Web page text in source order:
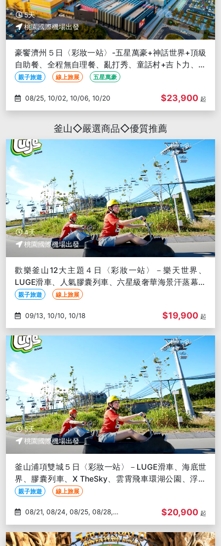
5天
桃園國際機場出發
豪饗濟州５日〈彩妝一站〉-五星萬豪+神話世界+頂級
自助餐、全程無自理餐、亂打秀、童話村+吉卜力、山
茶花之丘、森林小火車
親子旅遊 線上旅展 五星萬豪
08/25, 10/02, 10/06, 10/20 $23,900 起
釜山◇嚴選商品◇優質推薦
4天
桃園國際機場出發
歡樂釜山12大主題４日〈彩妝一站〉－樂天世界、
LUGE滑車、人氣膠囊列車、六星級奢華海景汗蒸幕、
松島海上纜車
親子旅遊 線上旅展
09/13, 10/10, 10/18 $19,900 起
5天
桃園國際機場出發
釜山浦項雙城５日〈彩妝一站〉－LUGE滑車、海底世
界、膠囊列車、X TheSky、雲霄飛車環湖公園、浮誇
系烤肉
親子旅遊 線上旅展
08/31
$20,900 起